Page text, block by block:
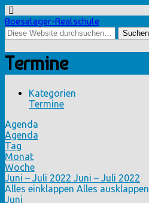
Boeselager-Realschule
Termine
Kategorien
Termine
Agenda
Agenda
Tag
Monat
Woche
Juni – Juli 2022 Juni – Juli 2022
Alles einklappen Alles ausklappen
Juni